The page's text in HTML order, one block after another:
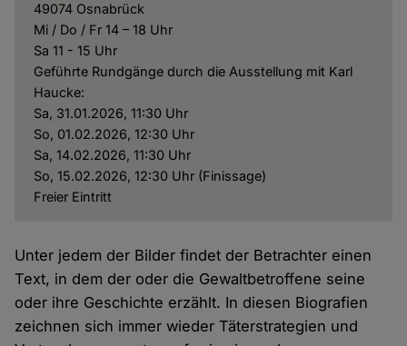
49074 Osnabrück
Mi / Do / Fr 14 – 18 Uhr
Sa 11 - 15 Uhr
Geführte Rundgänge durch die Ausstellung mit Karl
Haucke:
Sa, 31.01.2026, 11:30 Uhr
So, 01.02.2026, 12:30 Uhr
Sa, 14.02.2026, 11:30 Uhr
So, 15.02.2026, 12:30 Uhr (Finissage)
Freier Eintritt
Unter jedem der Bilder findet der Betrachter einen
Text, in dem der oder die Gewaltbetroffene seine
oder ihre Geschichte erzählt. In diesen Biografien
zeichnen sich immer wieder Täterstrategien und